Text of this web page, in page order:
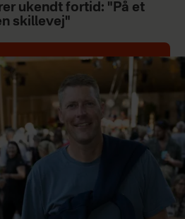
ukendt fortid: "På et
skillevej"